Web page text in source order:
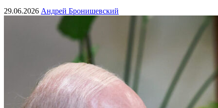
29.06.2026 Андрей Бронишевский